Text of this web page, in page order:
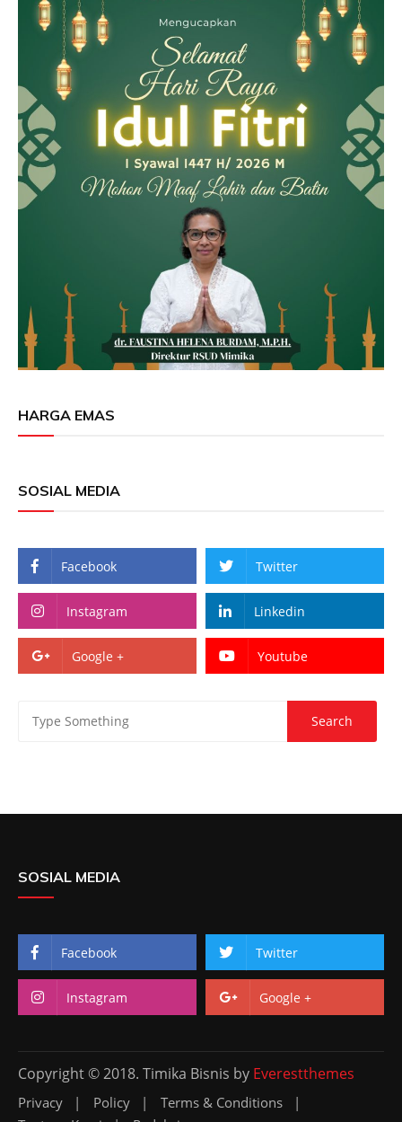
HARGA EMAS
SOSIAL MEDIA
Facebook Twitter
Instagram Linkedin
Google + Youtube
SOSIAL MEDIA
Facebook Twitter
Instagram Google +
Copyright © 2018. Timika Bisnis by Everestthemes
Privacy Policy
Terms & Conditions